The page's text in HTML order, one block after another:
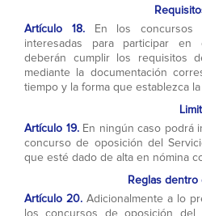
Artículo 18.En los concursos
interesadas para participar en
deberán cumplir los requisitos
mediante la documentación
tiempo y la forma que establezca
Artículo 19.En ningún caso podrá
concurso de oposición del
que esté dado de alta en nómina
Reglas
Artículo 20. Adicionalmente a lo
los concursos de oposición del